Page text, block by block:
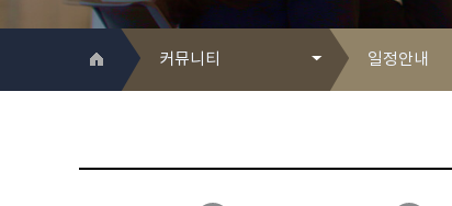
커뮤니티
취업성공지원과
일정안내
자유게시판